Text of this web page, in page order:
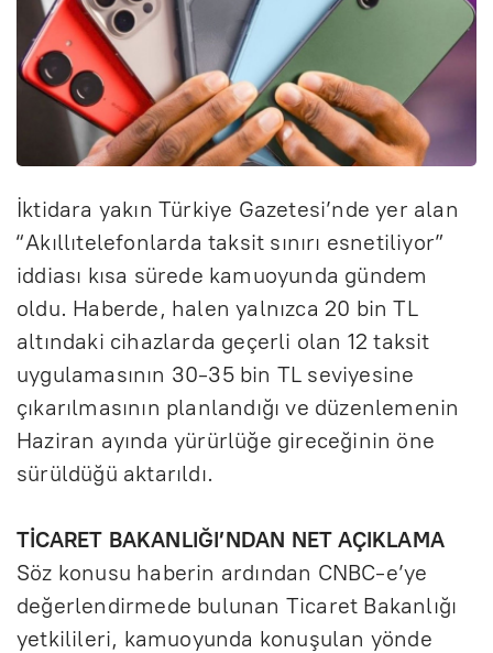
İktidara yakın Türkiye Gazetesi’nde yer alan
“Akıllıtelefonlarda taksit sınırı esnetiliyor”
iddiası kısa sürede kamuoyunda gündem
oldu. Haberde, halen yalnızca 20 bin TL
altındaki cihazlarda geçerli olan 12 taksit
uygulamasının 30-35 bin TL seviyesine
çıkarılmasının planlandığı ve düzenlemenin
Haziran ayında yürürlüğe gireceğinin öne
sürüldüğü aktarıldı.
TİCARET BAKANLIĞI’NDAN NET AÇIKLAMA
Söz konusu haberin ardından CNBC-e’ye
değerlendirmede bulunan Ticaret Bakanlığı
yetkilileri, kamuoyunda konuşulan yönde